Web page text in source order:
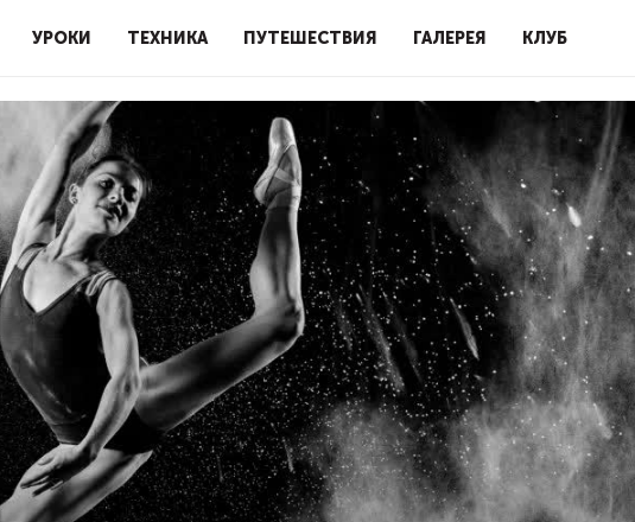
УРОКИ ТЕХНИКА ПУТЕШЕСТВИЯ ГАЛЕРЕЯ КЛУБ